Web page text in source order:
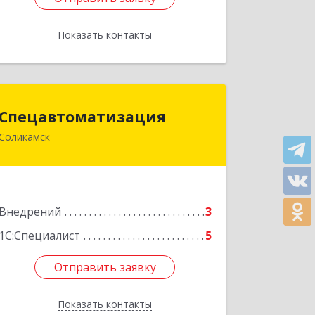
Показать контакты
Назад
Спецавтоматизация
Внедрений
3
1С:Специалист
5
Отправить заявку
Показать контакты
618547, Пермский край, Соликамск г,
Отправить заявку
Назад